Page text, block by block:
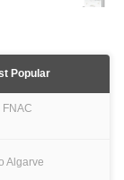
Popular
Algarve